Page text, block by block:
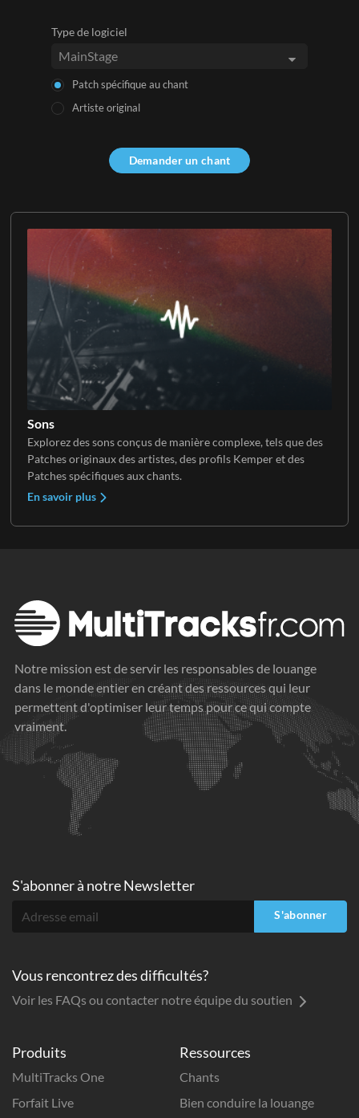
Sons
Explorez des sons conçus de manière complexe, tels que des
Patches originaux des artistes, des profils Kemper et des
Patches spécifiques aux chants.
En savoir plus
Type de logiciel
Patch spécifique au chant
Artiste original
Demander un chant
Notre mission est de servir les responsables de louange
dans le monde entier en créant des ressources qui leur
permettent d'optimiser leur temps pour ce qui compte
vraiment.
Produits
MultiTracks One
Forfait Live
Ressources
Chants
Bien conduire la louange
S'abonner à notre Newsletter
S'abonner
Vous rencontrez des difficultés?
Voir les FAQs ou contacter notre équipe du soutien